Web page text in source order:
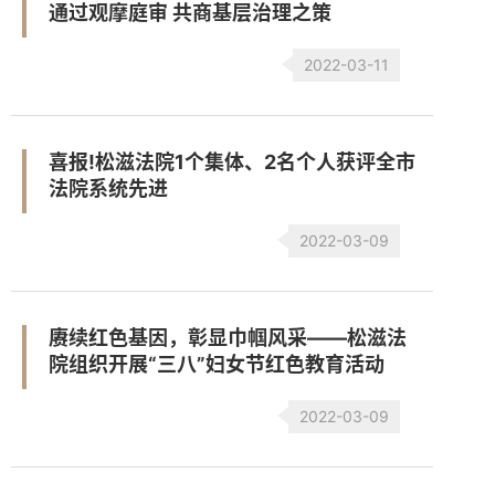
通过观摩庭审 共商基层治理之策
2022-03-11
喜报!松滋法院1个集体、2名个人获评全市
法院系统先进
2022-03-09
赓续红色基因，彰显巾帼风采——松滋法
院组织开展“三八”妇女节红色教育活动
2022-03-09